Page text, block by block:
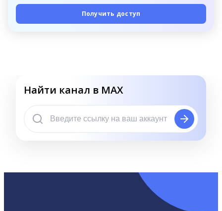
Получить доступ
Найти канал в MAX